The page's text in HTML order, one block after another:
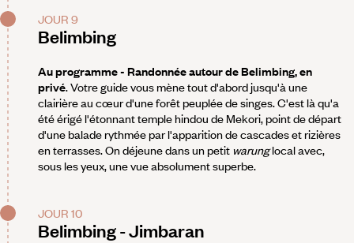
JOUR 9
Belimbing
Au programme - Randonnée autour de Belimbing, en
privé. Votre guide vous mène tout d'abord jusqu'à une
clairière au cœur d'une forêt peuplée de singes. C'est là qu'a
été érigé l'étonnant temple hindou de Mekori, point de départ
d'une balade rythmée par l'apparition de cascades et rizières
en terrasses. On déjeune dans un petit warunglocal avec,
sous les yeux, une vue absolument superbe.
JOUR 10
Belimbing - Jimbaran